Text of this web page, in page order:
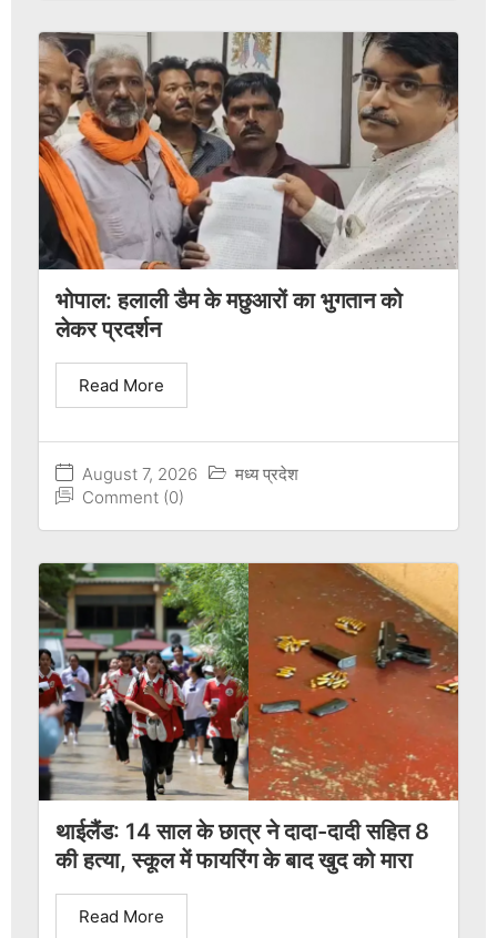
भोपाल: हलाली डैम के मछुआरों का भुगतान को
लेकर प्रदर्शन
August 7, 2026
मध्य प्रदेश
Comment (0)
Read More
थाईलैंड: 14 साल के छात्र ने दादा-दादी सहित 8
की हत्या, स्कूल में फायरिंग के बाद खुद को मारा
Read More